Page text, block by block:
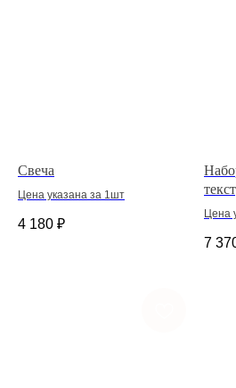
Свеча
Цена указана за 1шт
4 180 ₽
Цена
7